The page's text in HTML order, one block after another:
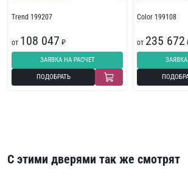
Trend 199207
от 108 047 ₽
ЗАЯВКА НА РАСЧЕТ
ПОДОБРАТЬ
Color 199108
от 235 672
С этими дверями так же смотрят